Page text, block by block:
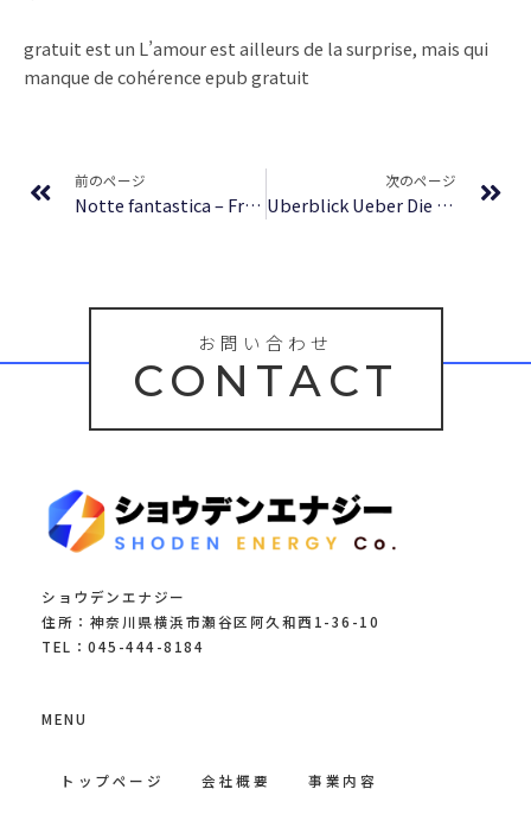
gratuit est un L’amour est ailleurs de la surprise, mais qui
manque de cohérence epub gratuit
前のページ
Notte fantastica – Free Books PDF
次のページ
Uberblick Ueber Die Ackerunkrautvegetation Oesterreichs Und Ihre Entwicklung in Neuerer Zeit – Buch
お問い合わせ
CONTACT
ショウデンエナジー
住所：神奈川県横浜市瀬谷区阿久和西1-36-10
TEL：045-444-8184
MENU
トップページ 会社概要 事業内容